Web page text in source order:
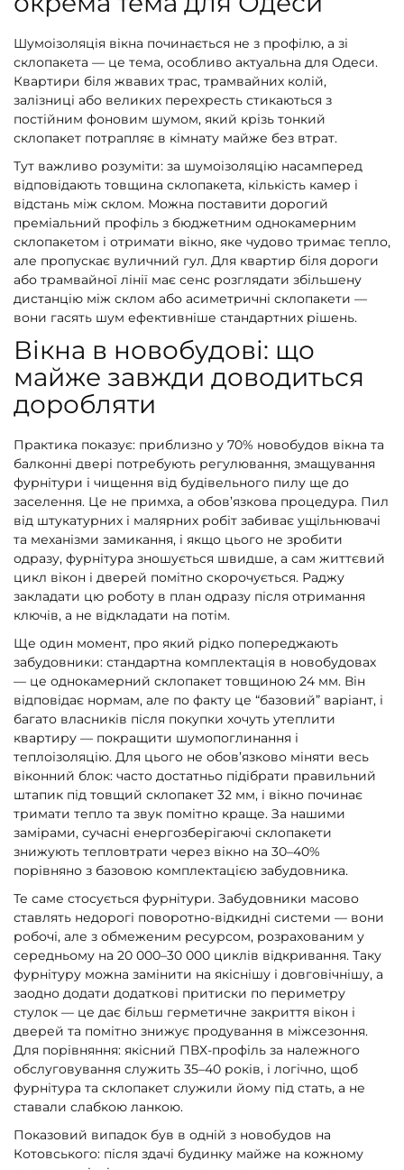
Шумоізоляція вікна починається не з профілю, а зі
склопакета — це тема, особливо актуальна для Одеси.
Квартири біля жвавих трас, трамвайних колій,
залізниці або великих перехресть стикаються з
постійним фоновим шумом, який крізь тонкий
склопакет потрапляє в кімнату майже без втрат.
Тут важливо розуміти: за шумоізоляцію насамперед
відповідають товщина склопакета, кількість камер і
відстань між склом. Можна поставити дорогий
преміальний профіль з бюджетним однокамерним
склопакетом і отримати вікно, яке чудово тримає тепло,
але пропускає вуличний гул. Для квартир біля дороги
або трамвайної лінії має сенс розглядати збільшену
дистанцію між склом або асиметричні склопакети —
вони гасять шум ефективніше стандартних рішень.
Вікна в новобудові: що
майже завжди доводиться
доробляти
Практика показує: приблизно у 70% новобудов вікна та
балконні двері потребують регулювання, змащування
фурнітури і чищення від будівельного пилу ще до
заселення. Це не примха, а обов’язкова процедура. Пил
від штукатурних і малярних робіт забиває ущільнювачі
та механізми замикання, і якщо цього не зробити
одразу, фурнітура зношується швидше, а сам життєвий
цикл вікон і дверей помітно скорочується. Раджу
закладати цю роботу в план одразу після отримання
ключів, а не відкладати на потім.
Ще один момент, про який рідко попереджають
забудовники: стандартна комплектація в новобудовах
— це однокамерний склопакет товщиною 24 мм. Він
відповідає нормам, але по факту це “базовий” варіант, і
багато власників після покупки хочуть утеплити
квартиру — покращити шумопоглинання і
теплоізоляцію. Для цього не обов’язково міняти весь
віконний блок: часто достатньо підібрати правильний
штапик під товщий склопакет 32 мм, і вікно починає
тримати тепло та звук помітно краще. За нашими
замірами, сучасні енергозберігаючі склопакети
знижують тепловтрати через вікно на 30–40%
порівняно з базовою комплектацією забудовника.
Те саме стосується фурнітури. Забудовники масово
ставлять недорогі поворотно-відкидні системи — вони
робочі, але з обмеженим ресурсом, розрахованим у
середньому на 20 000–30 000 циклів відкривання. Таку
фурнітуру можна замінити на якіснішу і довговічнішу, а
заодно додати додаткові притиски по периметру
стулок — це дає більш герметичне закриття вікон і
дверей та помітно знижує продування в міжсезоння.
Для порівняння: якісний ПВХ-профіль за належного
обслуговування служить 35–40 років, і логічно, щоб
фурнітура та склопакет служили йому під стать, а не
ставали слабкою ланкою.
Показовий випадок був в одній з новобудов на
Котовського: після здачі будинку майже на кожному